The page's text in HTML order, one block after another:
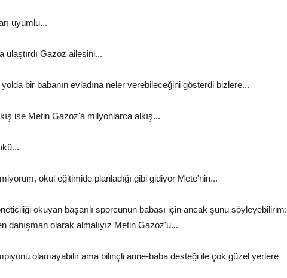
uyumlu...
ulaştırdı Gazoz ailesini...
bir babanın evladına neler verebileceğini gösterdi bizlere...
ise Metin Gazoz'a milyonlarca alkış...
okul eğitimide planladığı gibi gidiyor Mete'nin...
okuyan başarılı sporcunun babası için ancak şunu söyleyebilirim:
danışman olarak almalıyız Metin Gazoz'u...
olamayabilir ama bilinçli anne-baba desteği ile çok güzel yerlere